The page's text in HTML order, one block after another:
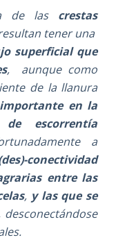
de las crestas
tener una
superficial que
, aunque como
de la llanura
en la
escorrentía
a
conectividad
entre las
, y las que se
desconectándose